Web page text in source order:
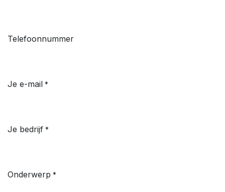
Telefoonnummer
Je e-mail *
Je bedrijf *
Onderwerp *